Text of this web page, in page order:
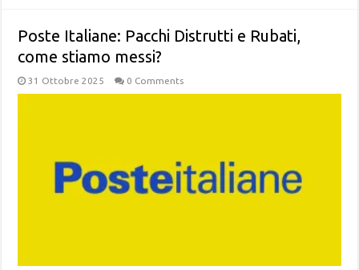
Poste Italiane: Pacchi Distrutti e Rubati,
come stiamo messi?
31 Ottobre 2025 0 Comments